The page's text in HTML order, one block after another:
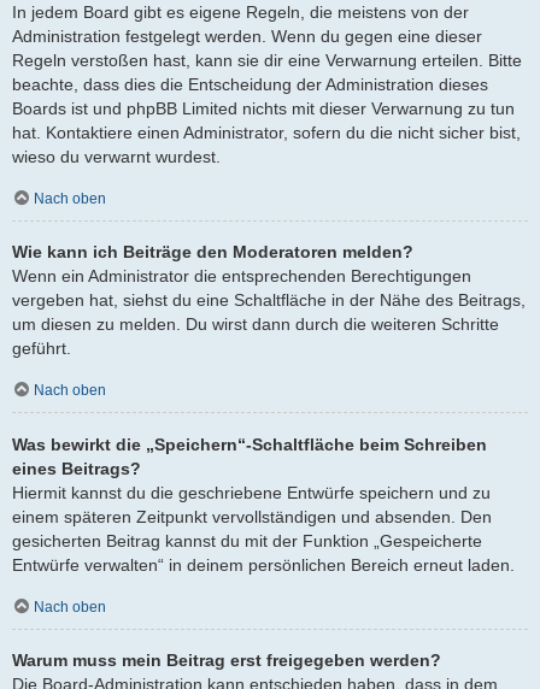
In jedem Board gibt es eigene Regeln, die meistens von der
Administration festgelegt werden. Wenn du gegen eine dieser
Regeln verstoßen hast, kann sie dir eine Verwarnung erteilen. Bitte
beachte, dass dies die Entscheidung der Administration dieses
Boards ist und phpBB Limited nichts mit dieser Verwarnung zu tun
hat. Kontaktiere einen Administrator, sofern du die nicht sicher bist,
wieso du verwarnt wurdest.
Nach oben
Wie kann ich Beiträge den Moderatoren melden?
Wenn ein Administrator die entsprechenden Berechtigungen
vergeben hat, siehst du eine Schaltfläche in der Nähe des Beitrags,
um diesen zu melden. Du wirst dann durch die weiteren Schritte
geführt.
Nach oben
Was bewirkt die „Speichern“-Schaltfläche beim Schreiben
eines Beitrags?
Hiermit kannst du die geschriebene Entwürfe speichern und zu
einem späteren Zeitpunkt vervollständigen und absenden. Den
gesicherten Beitrag kannst du mit der Funktion „Gespeicherte
Entwürfe verwalten“ in deinem persönlichen Bereich erneut laden.
Nach oben
Warum muss mein Beitrag erst freigegeben werden?
Die Board-Administration kann entschieden haben, dass in dem